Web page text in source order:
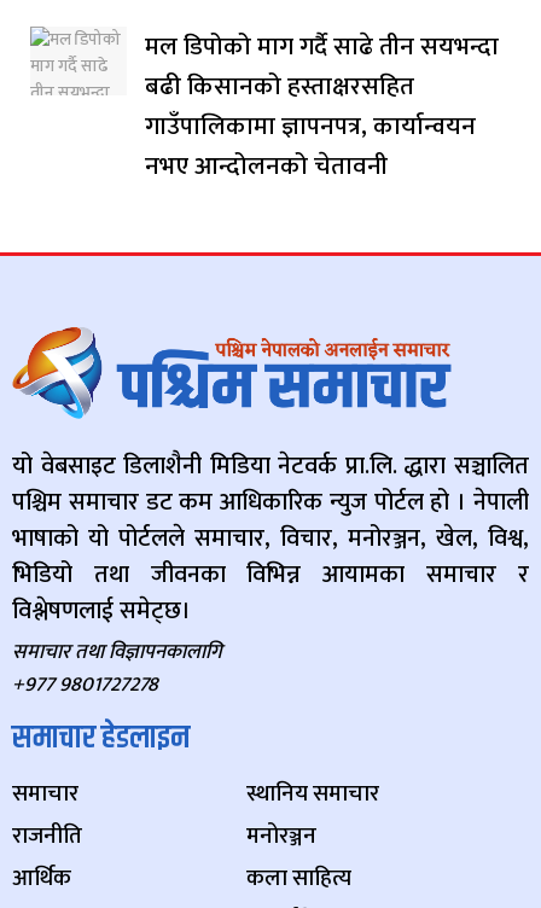
मल डिपोको माग गर्दै साढे तीन सयभन्दा
बढी किसानको हस्ताक्षरसहित
गाउँपालिकामा ज्ञापनपत्र, कार्यान्वयन
नभए आन्दोलनको चेतावनी
यो वेबसाइट डिलाशैनी मिडिया नेटवर्क प्रा.लि. द्धारा सञ्चालित
पश्चिम समाचार डट कम आधिकारिक न्युज पोर्टल हो । नेपाली
भाषाको यो पोर्टलले समाचार, विचार, मनोरञ्जन, खेल, विश्व,
भिडियो तथा जीवनका विभिन्न आयामका समाचार र
विश्लेषणलाई समेट्छ।
समाचार तथा विज्ञापनकालागि
+977 9801727278
समाचार हेडलाइन
समाचार
राजनीति
आर्थिक
स्थानिय समाचार
मनोरञ्जन
कला साहित्य